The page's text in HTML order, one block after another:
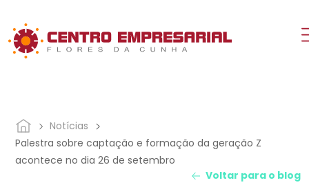
Notícias
Palestra sobre captação e formação da geração Z
acontece no dia 26 de setembro
Voltar para o blog